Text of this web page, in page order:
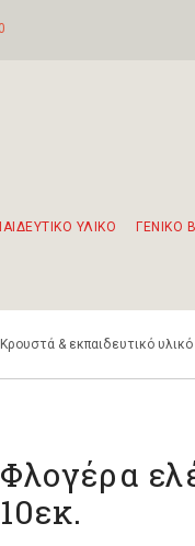
ΥΛΙΚΟ ΓΕΝΙΚΟ
Κρουστά & εκπαιδευτικό υλικό
Φλογέρα
10εκ.